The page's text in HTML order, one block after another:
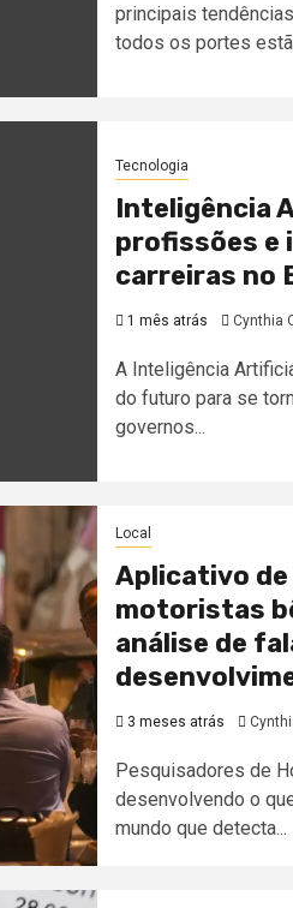
principais
todos os portes
Tecnologia
Inteligência
profissões e
carreiras no
1 mês atrás Cynthia
A Inteligência
do futuro para se
governos...
Local
Aplicativo
motoristas
análise de
3 meses atrás
Pesquisadores de
desenvolvendo o
mundo que detecta...